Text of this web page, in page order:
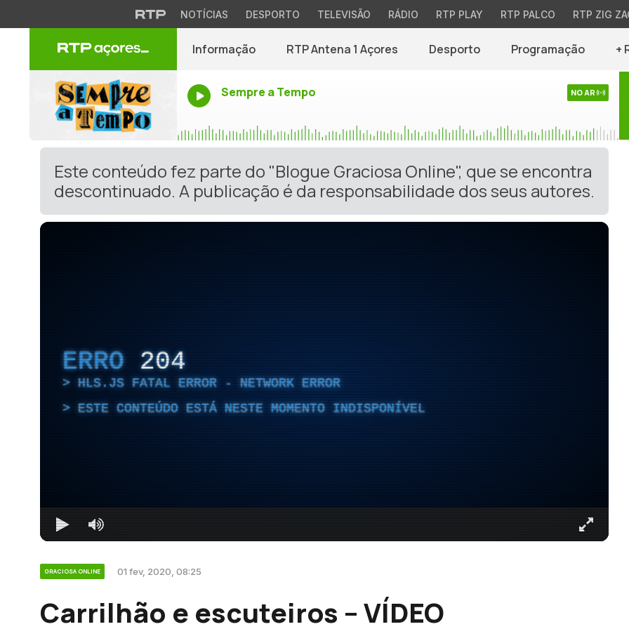
NOTÍCIAS DESPORTO TELEVISÃO RÁDIO RTP PLAY RTP PALCO RTP ZIG
Informação RTP Antena 1 Açores Desporto Programação +
Sempre a Tempo NO AR
Este conteúdo fez parte do "Blogue Graciosa Online", que se encontra
descontinuado. A publicação é da responsabilidade dos seus autores.
ERRO 204
HLS.JS FATAL ERROR - NETWORK ERROR
ESTE CONTEÚDO ESTÁ NESTE MOMENTO INDISPONÍVEL
GRACIOSA ONLINE 01 fev, 2020, 08:25
Carrilhão e escuteiros – VÍDEO